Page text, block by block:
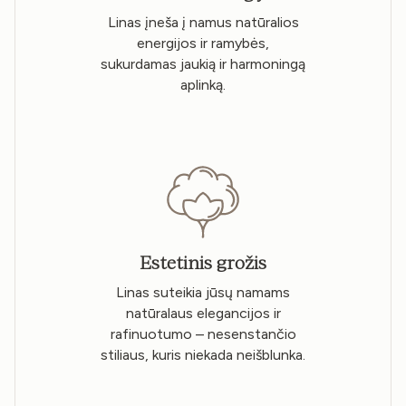
Linas įneša į namus natūralios
energijos ir ramybės,
sukurdamas jaukią ir harmoningą
aplinką.
Estetinis grožis
Linas suteikia jūsų namams
natūralaus elegancijos ir
rafinuotumo – nesenstančio
stiliaus, kuris niekada neišblunka.